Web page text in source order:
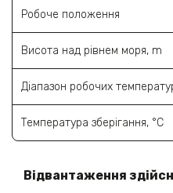
Робоче положення
Висота над рівнем моря, m
Діапазон робочих
Температура зберігання, °C
Відвантаження